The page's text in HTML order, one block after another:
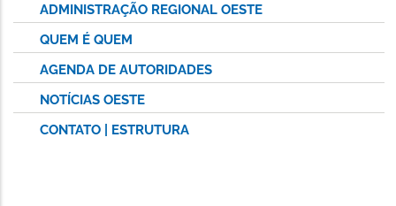
ADMINISTRAÇÃO REGIONAL OESTE
QUEM É QUEM
AGENDA DE AUTORIDADES
NOTÍCIAS OESTE
CONTATO | ESTRUTURA